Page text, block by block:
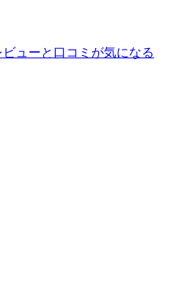
ューと口コミが気になる